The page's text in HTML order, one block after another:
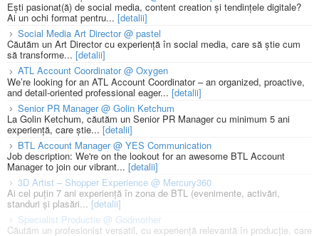
Ești pasionat(ă) de social media, content creation și tendințele digitale?
Ai un ochi format pentru... [detalii]
Social Media Art Director @ pastel
Căutăm un Art Director cu experiență în social media, care să știe cum
să transforme... [detalii]
ATL Account Coordinator @ Oxygen
We’re looking for an ATL Account Coordinator – an organized, proactive,
and detail-oriented professional eager... [detalii]
Senior PR Manager @ Golin Ketchum
La Golin Ketchum, căutăm un Senior PR Manager cu minimum 5 ani
experiență, care știe... [detalii]
BTL Account Manager @ YES Communication
Job description: We're on the lookout for an awesome BTL Account
Manager to join our vibrant... [detalii]
3D Artist – Shopper Experience @ Mercury360
Ai cel puțin 7 ani experiență în zona de BTL (evenimente, activări,
standuri și plasări...[detalii]
Specialist Productie @ Godmother
Căutăm un profesionist versatil, cu experiență relevantă în producție, care